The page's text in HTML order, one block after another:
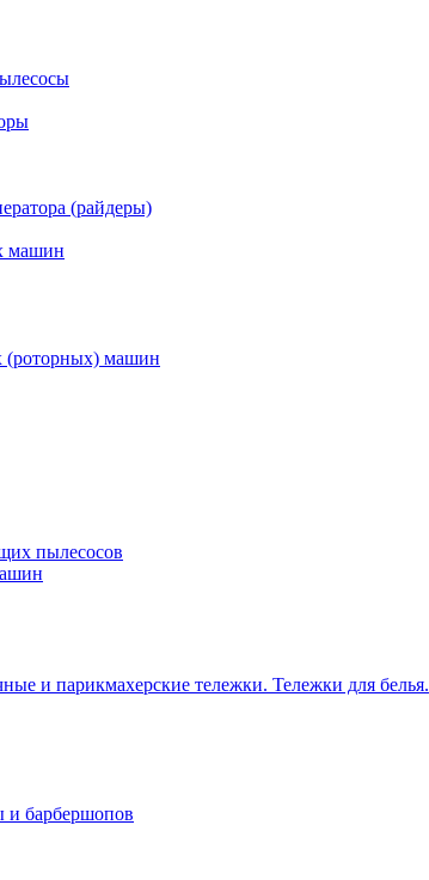
(райдеры)
машин
(роторных) машин
пылесосов
и парикмахерские тележки. Тележки для белья.
и барбершопов